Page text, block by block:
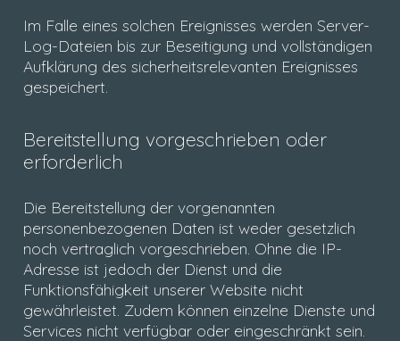
Im Falle eines solchen Ereignisses werden Server-
Log-Dateien bis zur Beseitigung und vollständigen
Aufklärung des sicherheitsrelevanten Ereignisses
gespeichert.
Bereitstellung vorgeschrieben oder
erforderlich
Die Bereitstellung der vorgenannten
personenbezogenen Daten ist weder gesetzlich
noch vertraglich vorgeschrieben. Ohne die IP-
Adresse ist jedoch der Dienst und die
Funktionsfähigkeit unserer Website nicht
gewährleistet. Zudem können einzelne Dienste und
Services nicht verfügbar oder eingeschränkt sein.